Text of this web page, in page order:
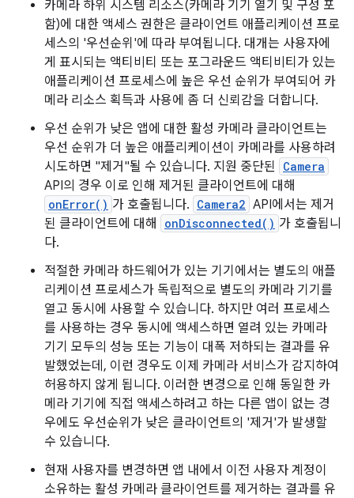
카메라 하위 시스템 리소스(카메라 기기 열기 및 구성 포
함)에 대한 액세스 권한은 클라이언트 애플리케이션 프로
세스의 '우선순위'에 따라 부여됩니다. 대개는 사용자에
게 표시되는 액티비티 또는 포그라운드 액티비티가 있는
애플리케이션 프로세스에 높은 우선 순위가 부여되어 카
메라 리소스 획득과 사용에 좀 더 신뢰감을 더합니다.
우선 순위가 낮은 앱에 대한 활성 카메라 클라이언트는
우선 순위가 더 높은 애플리케이션이 카메라를 사용하려
시도하면 "제거"될 수 있습니다. 지원 중단된 Camera
API의 경우 이로 인해 제거된 클라이언트에 대해
onError() 가 호출됩니다. Camera2 API에서는 제거
된 클라이언트에 대해
onDisconnected() 가 호출됩니
다.
적절한 카메라 하드웨어가 있는 기기에서는 별도의 애플
리케이션 프로세스가 독립적으로 별도의 카메라 기기를
열고 동시에 사용할 수 있습니다. 하지만 여러 프로세스
를 사용하는 경우 동시에 액세스하면 열려 있는 카메라
기기 모두의 성능 또는 기능이 대폭 저하되는 결과를 유
발했었는데, 이런 경우도 이제 카메라 서비스가 감지하여
허용하지 않게 됩니다. 이러한 변경으로 인해 동일한 카
메라 기기에 직접 액세스하려고 하는 다른 앱이 없는 경
우에도 우선순위가 낮은 클라이언트의 '제거'가 발생할
수 있습니다.
현재 사용자를 변경하면 앱 내에서 이전 사용자 계정이
소유하는 활성 카메라 클라이언트를 제거하는 결과를 유